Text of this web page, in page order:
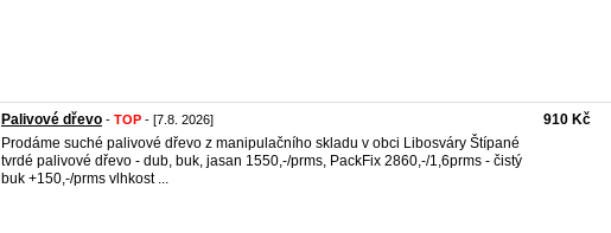
Palivové dřevo - TOP - [7.8. 2026]
Prodáme suché palivové dřevo z manipulačního skladu v obci Libosváry Štípané
tvrdé palivové dřevo - dub, buk, jasan 1550,-/prms, PackFix 2860,-/1,6prms - čistý
buk +150,-/prms vlhkost ...
910 Kč